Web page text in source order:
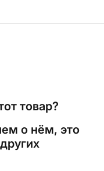
товар?
о нём, это